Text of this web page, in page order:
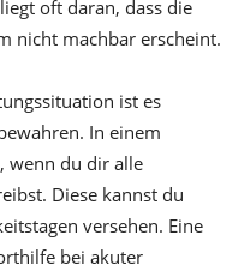
oft daran, dass die
nicht machbar erscheint.
ist es
In einem
wenn du dir alle
Diese kannst du
versehen. Eine
bei akuter